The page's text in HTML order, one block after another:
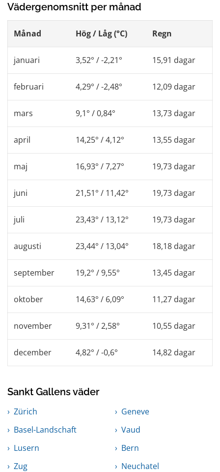
Vädergenomsnitt per månad
Månad Hög / Låg (°C) Regn
januari 3,52° / -2,21° 15,91 dagar
februari 4,29° / -2,48° 12,09 dagar
mars 9,1° / 0,84° 13,73 dagar
april 14,25° / 4,12° 13,55 dagar
maj 16,93° / 7,27° 19,73 dagar
juni 21,51° / 11,42° 19,73 dagar
juli 23,43° / 13,12° 19,73 dagar
augusti 23,44° / 13,04° 18,18 dagar
september 19,2° / 9,55° 13,45 dagar
oktober 14,63° / 6,09° 11,27 dagar
november 9,31° / 2,58° 10,55 dagar
december 4,82° / -0,6° 14,82 dagar
Sankt Gallens väder
Zürich
Geneve
Basel-Landschaft
Vaud
Lusern
Bern
Zug
Neuchatel